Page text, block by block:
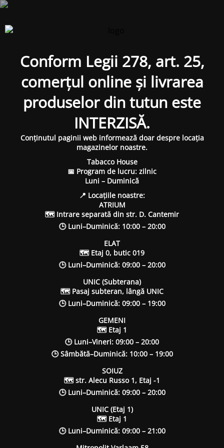
Conform Legii 278, art. 25,
comerțul online și livrarea
produselor din tutun este
INTERZISĂ.
Conținutul paginii web informează doar despre locația
magazinelor noastre.
Tabacco House
📅 Program de lucru: zilnic
Luni – Duminică
📍 Locațiile noastre:
ATRIUM
🗺 Intrare separată din str. D. Cantemir
🕒 Luni–Duminică: 10:00 – 20:00
ELAT
🗺 Etaj 0, butic 019
🕒 Luni–Duminică: 09:00 – 20:00
UNIC (Subterana)
🗺 Pasaj subteran, lângă UNIC
🕒 Luni–Duminică: 09:00 – 19:00
GEMENI
🗺 Etaj 1
🕒 Luni–Vineri: 09:00 – 20:00
🕒 Sâmbătă–Duminică: 10:00 – 19:00
SOIUZ
🗺 str. Alecu Russo 1, Etaj -1
🕒 Luni–Duminică: 09:00 – 20:00
UNIC (Etaj 1)
🗺 Etaj 1
🕒 Luni–Duminică: 09:00 – 21:00